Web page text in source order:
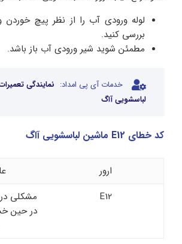
لوله ورودی آب را از نظر پیچ
بررسی کنید.
مطمئن شوید شیر ورودی آب باز باشد.
خدمات آی پی امداد: نمایندگی
لباسشویی آاگ
کد خطای E12 ماشین لباسشویی آاگ
ارور
E12
مشکلی
در حین